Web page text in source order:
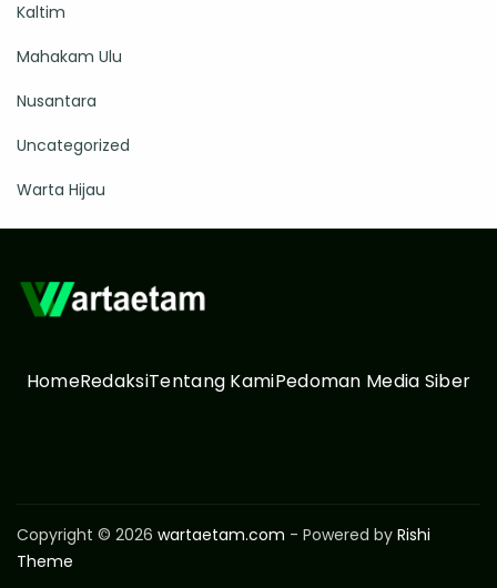
Kaltim
Mahakam Ulu
Nusantara
Uncategorized
Warta Hijau
HomeRedaksiTentang KamiPedoman Media Siber
Copyright © 2026 wartaetam.com - Powered by Rishi
Theme